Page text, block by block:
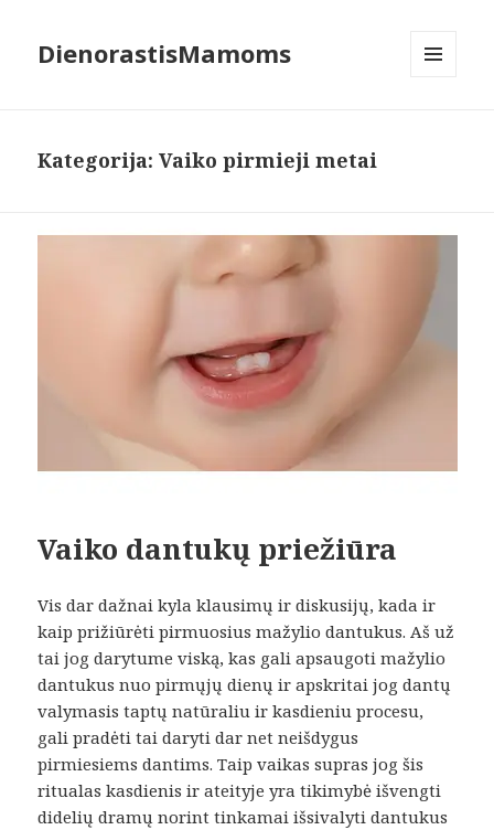
DienorastisMamoms
Kategorija:Vaiko pirmieji metai
Vaiko dantukų priežiūra
Vis dar dažnai kyla klausimų ir diskusijų, kada ir
kaip prižiūrėti pirmuosius mažylio dantukus. Aš už
tai jog darytume viską, kas gali apsaugoti mažylio
dantukus nuo pirmųjų dienų ir apskritai jog dantų
valymasis taptų natūraliu ir kasdieniu procesu,
gali pradėti tai daryti dar net neišdygus
pirmiesiems dantims. Taip vaikas supras jog šis
ritualas kasdienis ir ateityje yra tikimybė išvengti
didelių dramų norint tinkamai išsivalyti dantukus